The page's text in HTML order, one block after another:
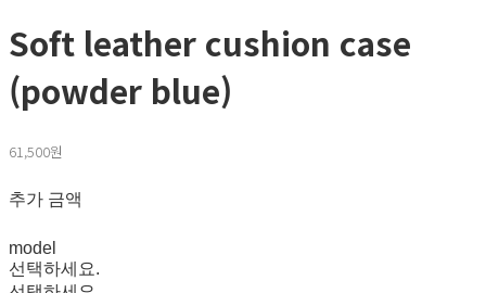
Soft leather cushion case
(powder blue)
61,500원
추가 금액
model
선택하세요.